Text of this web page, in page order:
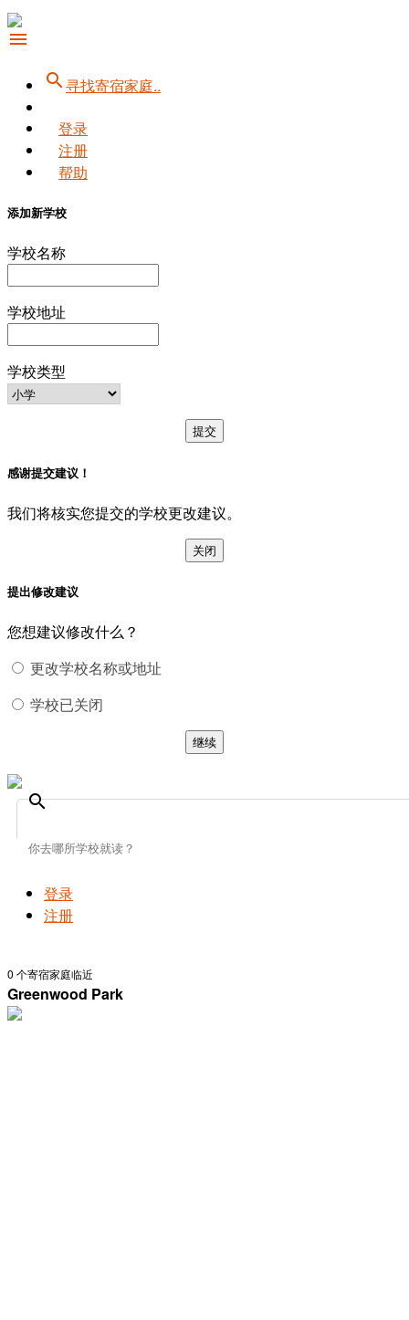
menu
search寻找寄宿家庭..
登录
注册
帮助
添加新学校
学校名称
学校地址
学校类型
提交
感谢提交建议！
我们将核实您提交的学校更改建议。
关闭
提出修改建议
您想建议修改什么？
更改学校名称或地址
学校已关闭
继续
search
登录
注册
0 个寄宿家庭临近
Greenwood Park